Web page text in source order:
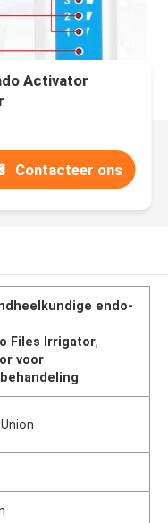
Activator
Endo Files
Contacteer ons
endo-
Files Irrigator,
voor